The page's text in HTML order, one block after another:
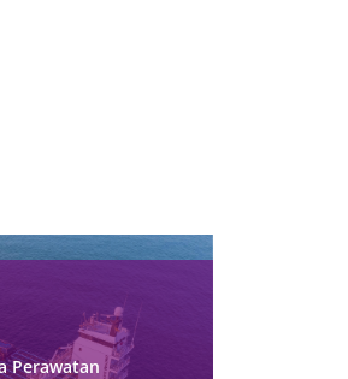
Perawatan